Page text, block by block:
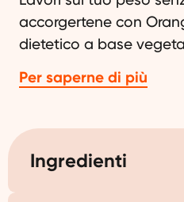
accorgertene con
dietetico a base
energizzante e proteine
la cena di tutti i giorni,
Non il solito
Per saperne di più
Ingredienti